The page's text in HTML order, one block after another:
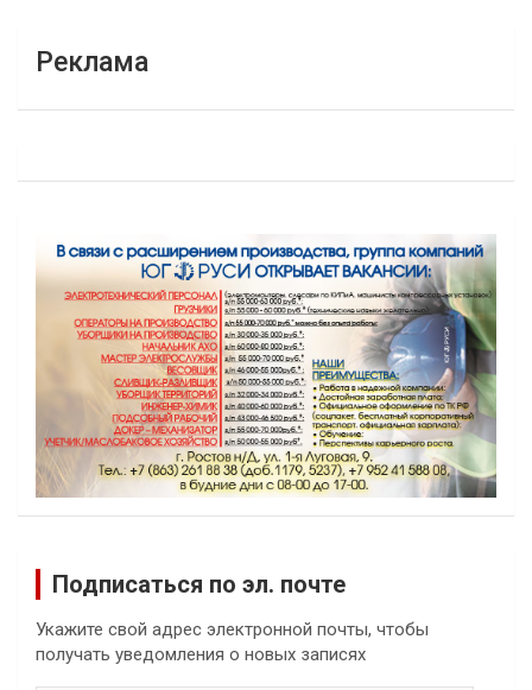
Реклама
Подписаться по эл. почте
Укажите свой адрес электронной почты, чтобы
получать уведомления о новых записях